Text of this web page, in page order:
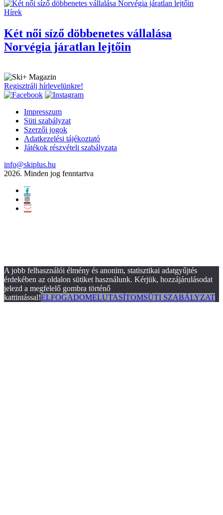
Hírek
Két női síző döbbenetes vállalása
Norvégia járatlan lejtőin
Regisztrálj hírlevelünkre!
Impresszum
Süti szabályzat
Szerzői jogok
Adatkezelési tájékoztató
Játékok részvételi szabályzata
info@skiplus.hu
2026. Minden jog fenntartva
A jobb felhasználói élmény és anonim, statisztikai adatgyűjtés
érdekében az oldalon sütiket használunk. Kérjük, hozzájárulásodat
jelezd a megfelelő gombra történő
kattintással!ELFOGADOMELUTASÍTOMSÜTI SZABÁLYZAT